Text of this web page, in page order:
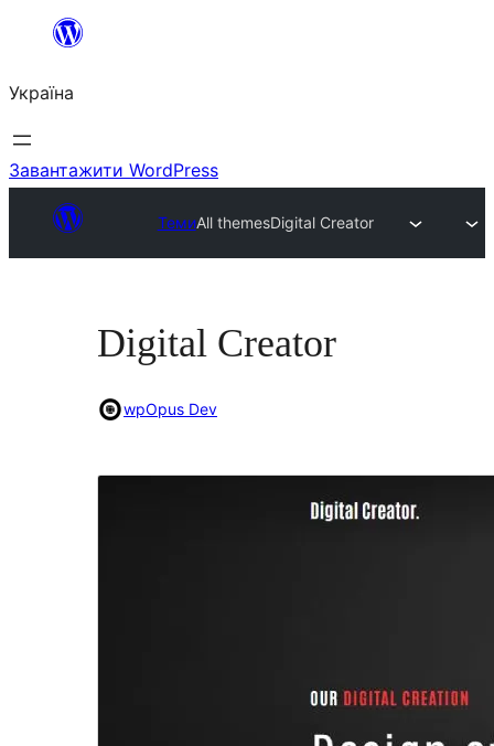
Перейти
вмісту
Україна
Завантажити WordPress
ТемиAll themesDigital Creator
Digital Creator
wpOpus Dev